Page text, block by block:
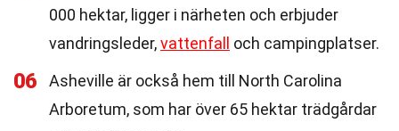
000 hektar, ligger i närheten och erbjuder
vandringsleder,vattenfall och campingplatser.
06
Asheville är också hem till North Carolina
Arboretum, som har över 65 hektar trädgårdar